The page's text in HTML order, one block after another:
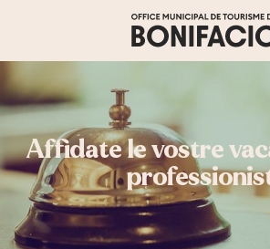
principal
Affidate le vostre